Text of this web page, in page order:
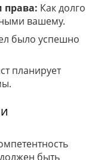
права: Как долго
вашему.
было успешно
планирует
быть